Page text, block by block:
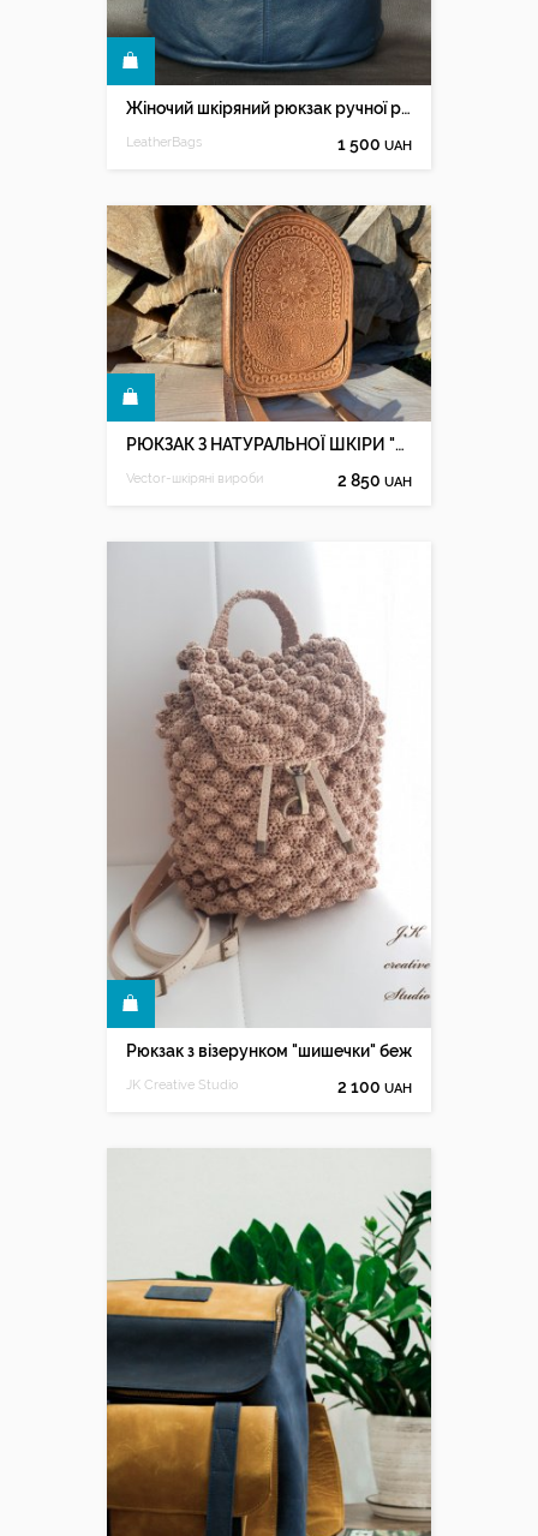
Жіночий шкіряний рюкзак ручної роботи
LeatherBags 1 500 UAH
РЮКЗАК З НАТУРАЛЬНОЇ ШКІРИ "ТАЛІСМАН" Беж
Vector-шкіряні вироби 2 850 UAH
Рюкзак з візерунком "шишечки" беж
JK Creative Studio 2 100 UAH